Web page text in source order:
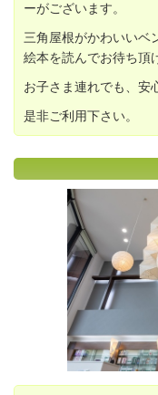
ーがございます。
三角屋根がかわいいベ
絵本を読んでお待ち頂
お子さま連れでも、安
是非ご利用下さい。